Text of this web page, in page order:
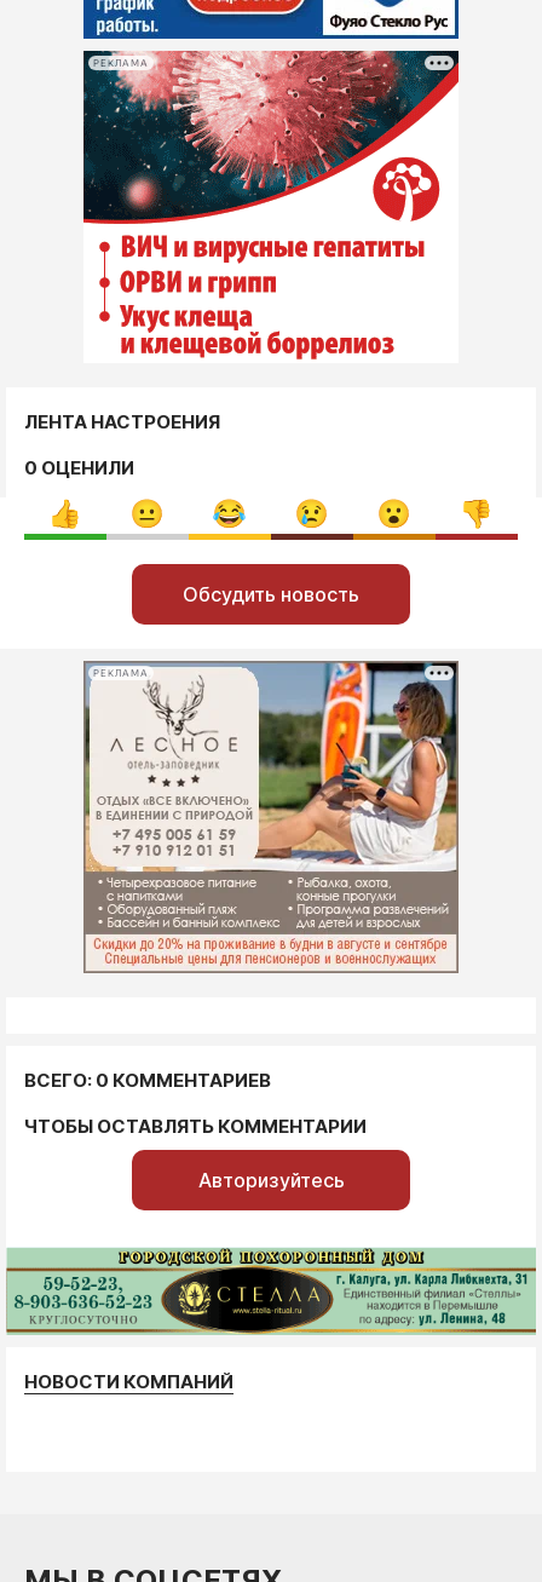
РЕКЛАМА
ЛЕНТА НАСТРОЕНИЯ
0 ОЦЕНИЛИ
Обсудить новость
РЕКЛАМА
ВСЕГО: 0 КОММЕНТАРИЕВ
ЧТОБЫ ОСТАВЛЯТЬ КОММЕНТАРИИ
Авторизуйтесь
НОВОСТИ КОМПАНИЙ